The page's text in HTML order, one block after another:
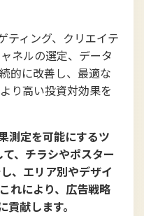
ティング、クリエイテ
ネルの選定、データ
的に改善し、最適な
り高い投資対効果を
測定を可能にするツ
、チラシやポスター
、エリア別やデザイ
れにより、広告戦略
献します。